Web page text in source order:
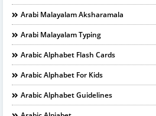
Arabi Malayalam Aksharamala
Arabi Malayalam Typing
Arabic Alphabet Flash Cards
Arabic Alphabet For Kids
Arabic Alphabet Guidelines